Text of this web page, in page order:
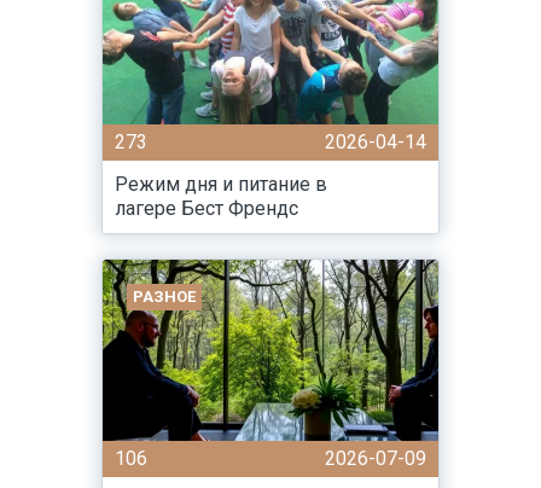
273
2026-04-14
Режим дня и питание в
лагере Бест Френдс
РАЗНОЕ
106
2026-07-09